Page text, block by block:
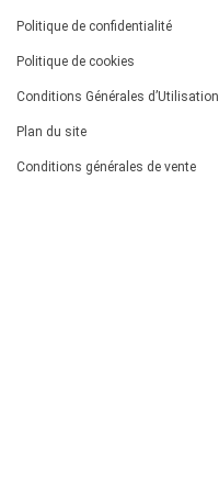
Politique de confidentialité
Politique de cookies
Conditions Générales d’Utilisation
Plan du site
Conditions générales de vente